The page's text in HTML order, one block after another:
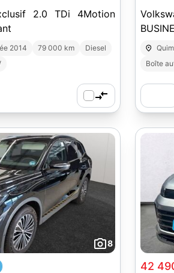
2.0 TDi 4Motion
2014 79 000 km
Diesel
Boîte
8
42